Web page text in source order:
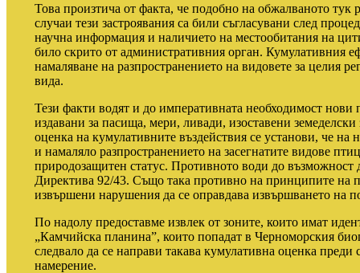
Това произтича от факта, че подобно на обжалваното тук
случаи тези застроявания са били съгласувани след
научна информация и наличието на местообитания на
било скрито от административния орган. Кумулативния
намаляване на разпространението на видовете за целия
вида.
Тези факти водят и до императивната необходимост нови
издавани за пасища, мери, ливади, изоставени земеделски
оценка на кумулативните въздействия се установи, че на
и намаляло разпространението на засегнатите видове
природозащитен статус. Противното води до възможност
Директива 92/43. Също така противно на принципите на
извършени нарушения да се оправдава извършването на
По надолу предоставме извлек от зоните, които имат
„Камчийска планина”, които попадат в Черноморския
следвало да се направи такава кумулативна оценка
намерение.